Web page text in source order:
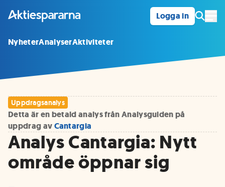
Logga in
NyheterAnalyserAktiviteter
Uppdragsanalys
Detta är en betald analys från Analysguiden på
uppdrag avCantargia
Analys Cantargia: Nytt
område öppnar sig